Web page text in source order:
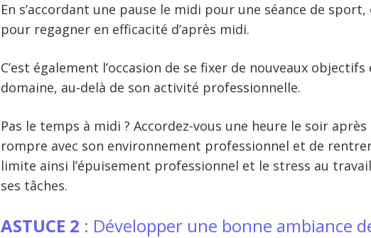
En s’accordant une pause le midi pour une séance de
pour regagner en efficacité d’après midi.
C’est également l’occasion de se fixer de nouveaux
domaine, au-delà de son activité professionnelle.
Pas le temps à midi ? Accordez-vous une heure le soir
rompre avec son environnement professionnel et de
limite ainsi l’épuisement professionnel et le stress au travail
ses tâches.
ASTUCE 2 : Développer une bonne ambiance